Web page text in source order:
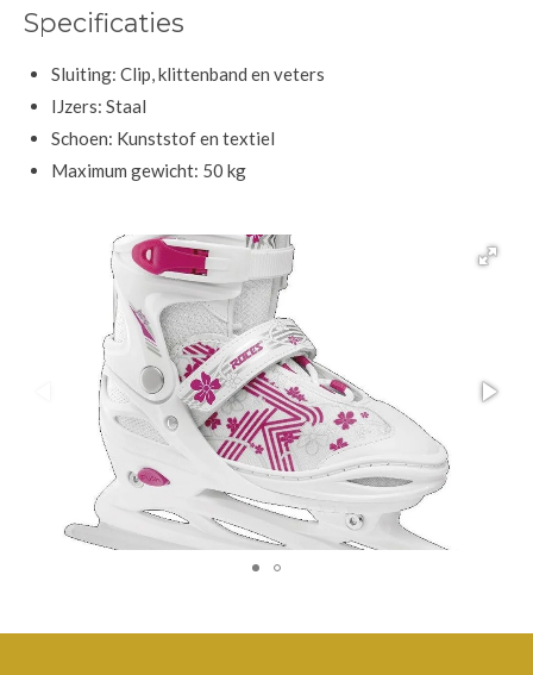
Specificaties
Sluiting: Clip, klittenband en veters
IJzers: Staal
Schoen: Kunststof en textiel
Maximum gewicht: 50 kg